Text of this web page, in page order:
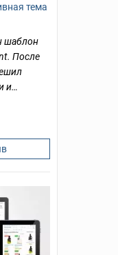
тема
шаблон
После
и…